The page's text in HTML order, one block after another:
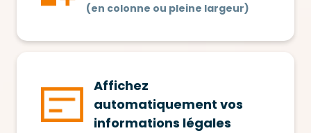
(en colonne ou pleine largeur)
Affichez
automatiquement vos
informations légales